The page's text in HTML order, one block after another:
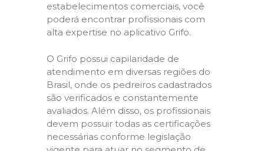
estabelecimentos comerciais, você
poderá encontrar profissionais com
alta expertise no aplicativo Grifo.
O Grifo possui capilaridade de
atendimento em diversas regiões do
Brasil, onde os pedreiros cadastrados
são verificados e constantemente
avaliados. Além disso, os profissionais
devem possuir todas as certificações
necessárias conforme legislação